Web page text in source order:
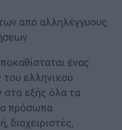
από αλληλέγγυους
ένας
ελληνικού
στο εξής όλα τα
πρόσωπα
διαχειριστές,